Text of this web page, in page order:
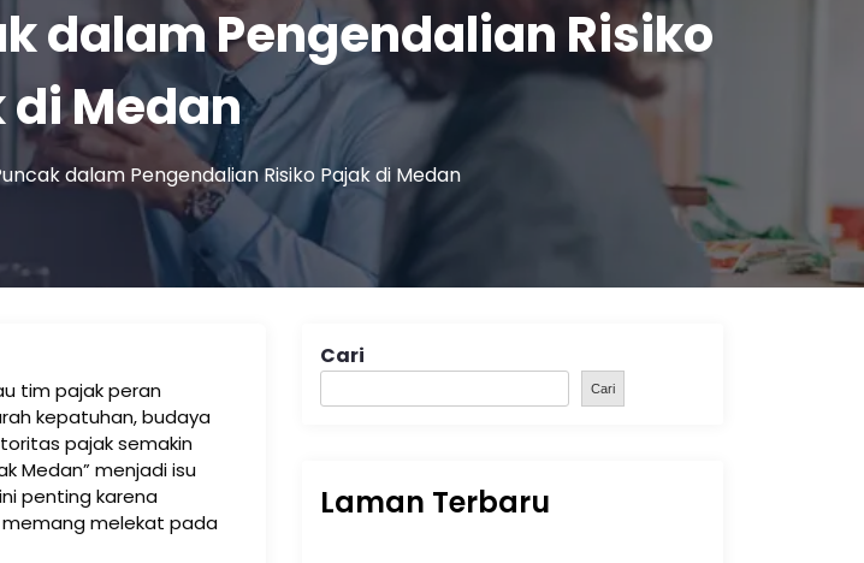
dalam Pengendalian Risiko
di Medan
dalam Pengendalian Risiko Pajak di Medan
tim pajak peran
kepatuhan, budaya
pajak semakin
Medan” menjadi isu
penting karena
memang melekat pada
Cari
Cari
Laman Terbaru